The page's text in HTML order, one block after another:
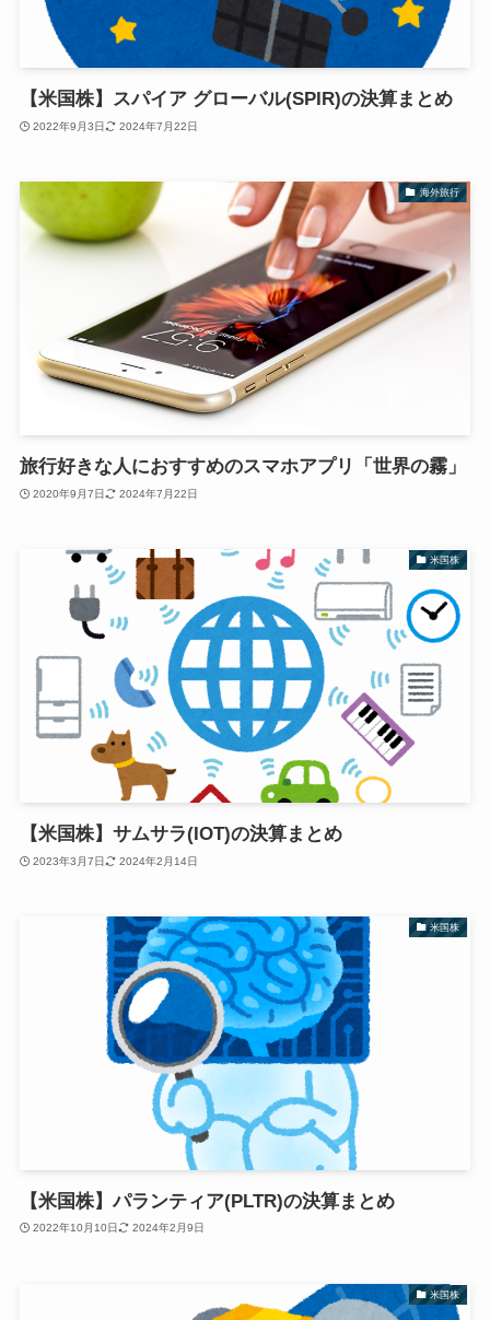
【米国株】スパイア グローバル(SPIR)の決算まとめ
2022年9月3日 2024年7月22日
海外旅行
旅行好きな人におすすめのスマホアプリ「世界の霧」
2020年9月7日 2024年7月22日
米国株
【米国株】サムサラ(IOT)の決算まとめ
2023年3月7日 2024年2月14日
米国株
【米国株】パランティア(PLTR)の決算まとめ
2022年10月10日 2024年2月9日
米国株